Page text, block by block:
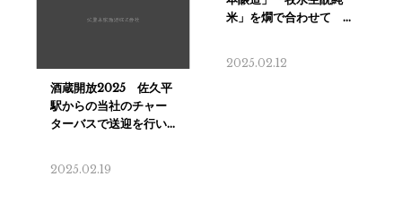
2025.02.19
2025.02.12